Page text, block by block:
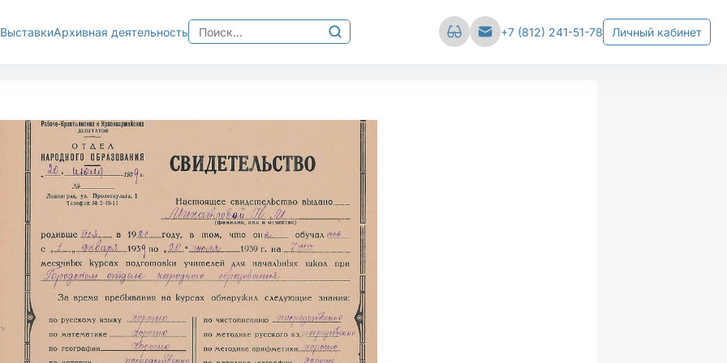
ВыставкиАрхивная деятельность
Найти:
+7 (812) 241-51-78 Личный кабинет
Сбросить настройки
Ц Среднее Большое